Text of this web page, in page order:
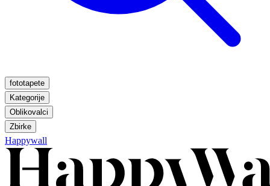
fototapete
Kategorije
Oblikovalci
Zbirke
Happywall